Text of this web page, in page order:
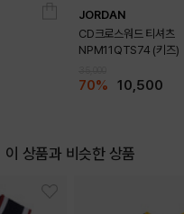
DETAILS
JORDAN
CD크로스워드 티셔츠
NPM11QTS74 (키즈)
70% 10,500
이 상품과 비슷한 상품